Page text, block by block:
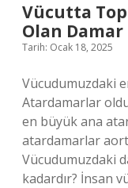
Vücutta
Olan
Tarih: Ocak 18, 2025
Vücudumuzdaki
Atardamarlar
en büyük ana
atardamarlar
Vücudumuzdaki
kadardır? İnsan